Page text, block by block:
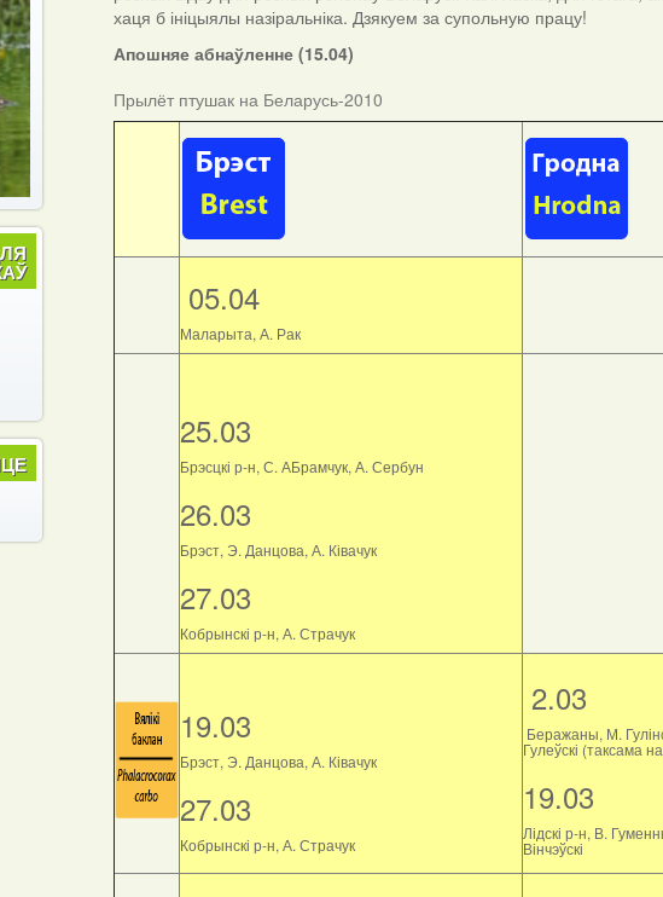
хаця б ініцыялы назіральніка. Дзякуем за супольную працу!
Апошняе абнаўленне (15.04)
Прылёт птушак на Беларусь-2010
05.04
Маларыта, А. Рак
25.03
Брэсцкі р-н, С. АБрамчук, А. Сербун
26.03
Брэст, Э. Данцова, А. Ківачук
27.03
Кобрынскі р-н, А. Страчук
19.03
Брэст, Э. Данцова, А. Ківачук
27.03
Кобрынскі р-н, А. Страчук
2.03
Беражаны, М.
Гулеўскі (таксама
19.03
Лідскі р-н, В.
Вінчэўскі